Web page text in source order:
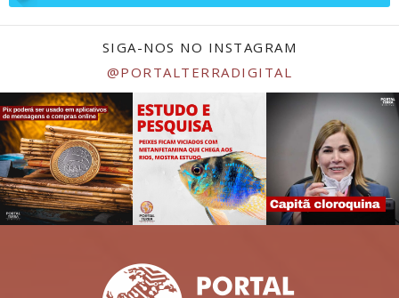
SIGA-NOS NO INSTAGRAM
@PORTALTERRADIGITAL